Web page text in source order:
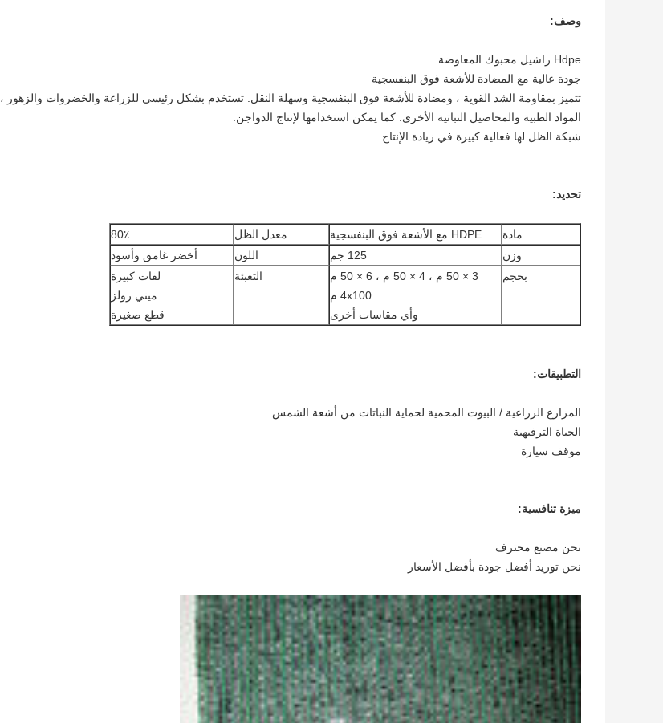
وصف:
Hdpe راشيل محبوك المعاوضة
جودة عالية مع المضادة للأشعة فوق البنفسجية
تتميز بمقاومة الشد القوية ، ومضادة للأشعة فوق البنفسجية وسهلة النقل. تستخدم بشكل رئيسي للزراعة والخضروات والزهور ،
المواد الطبية والمحاصيل النباتية الأخرى. كما يمكن استخدامها لإنتاج الدواجن.
شبكة الظل لها فعالية كبيرة في زيادة الإنتاج.
تحديد:
مادة HDPE مع الأشعة فوق البنفسجية معدل الظل
80٪
وزن
125 جم اللون
أخضر غامق وأسود
بحجم
3 × 50 م ، 4 × 50 م ، 6 × 50 م
4x100 م
وأي مقاسات أخرى
التعبئة
لفات كبيرة
ميني رولز
قطع صغيرة
التطبيقات:
المزارع الزراعية / البيوت المحمية لحماية النباتات من أشعة الشمس
الحياة الترفيهية
موقف سيارة
ميزة تنافسية:
نحن مصنع محترف
نحن توريد أفضل جودة بأفضل الأسعار